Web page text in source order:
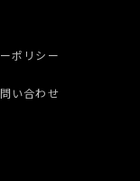
ポリシー
い合わせ